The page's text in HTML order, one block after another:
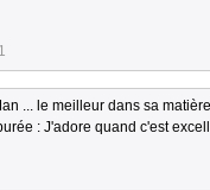
... le meilleur dans sa
: J'adore quand c'est